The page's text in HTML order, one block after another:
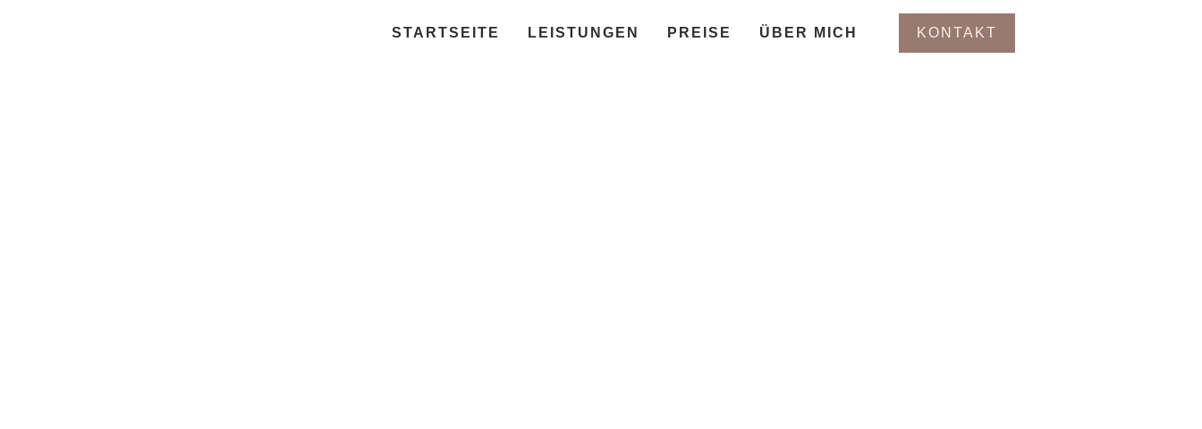
STARTSEITE LEISTUNGEN PREISE ÜBER MICH KONTAKT